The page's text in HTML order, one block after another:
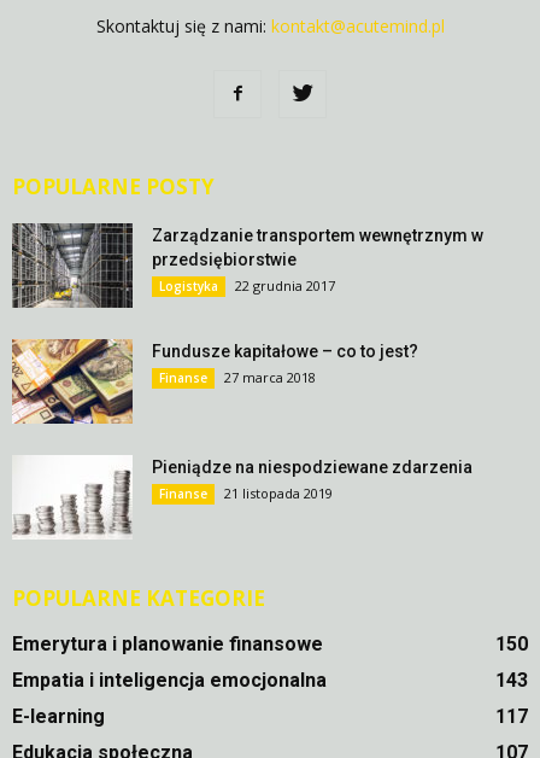
Skontaktuj się z nami: kontakt@acutemind.pl
POPULARNE POSTY
Zarządzanie transportem wewnętrznym w
przedsiębiorstwie
Logistyka 22 grudnia 2017
Fundusze kapitałowe – co to jest?
Finanse 27 marca 2018
Pieniądze na niespodziewane zdarzenia
Finanse 21 listopada 2019
POPULARNE KATEGORIE
Emerytura i planowanie finansowe
150
Empatia i inteligencja emocjonalna
143
E-learning
117
Edukacja społeczna
107